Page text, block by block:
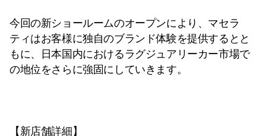
今回の新ショールームのオープンにより、マセラ
ティはお客様に独自のブランド体験を提供するとと
もに、日本国内におけるラグジュアリーカー市場で
の地位をさらに強固にしていきます。
【新店舗詳細】